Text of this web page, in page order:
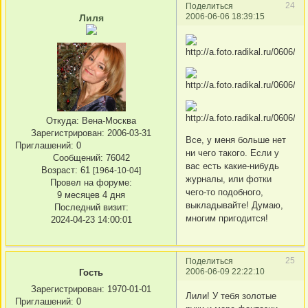
Поделиться
24
2006-06-06 18:39:15
Лиля
Откуда: Вена-Москва
Зарегистрирован: 2006-03-31
Приглашений: 0
Сообщений: 76042
Возраст: 61 [1964-10-04]
Провел на форуме:
9 месяцев 4 дня
Последний визит:
2024-04-23 14:00:01
Все, у меня больше нет
ни чего такого. Если у
вас есть какие-нибудь
журналы, или фотки
чего-то подобного,
выкладывайте! Думаю,
многим пригодится!
Поделиться
25
2006-06-09 22:22:10
Гость
Зарегистрирован: 1970-01-01
Приглашений: 0
Лили! У тебя золотые